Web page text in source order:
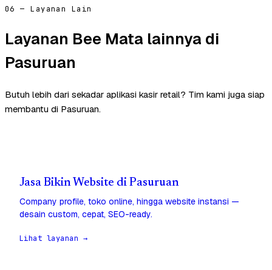
06 — Layanan Lain
Layanan Bee Mata lainnya di
Pasuruan
Butuh lebih dari sekadar aplikasi kasir retail? Tim kami juga siap
membantu di Pasuruan.
Jasa Bikin Website di Pasuruan
Company profile, toko online, hingga website instansi —
desain custom, cepat, SEO-ready.
Lihat layanan →